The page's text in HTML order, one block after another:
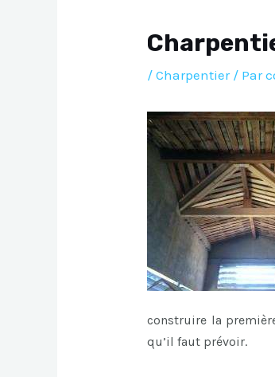
/Charpentier/ Par
construire la
qu’il faut prévoir.